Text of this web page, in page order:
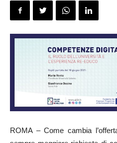
ROMA – Come cambia